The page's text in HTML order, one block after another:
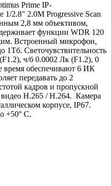
Prime IP-
1/2.8" 2.0M Progressive Scan
2,8 мм объективом,
функции WDR 120
Встроенный микрофон,
1Тб. Светочувствительность
ч/б 0.0002 Лк (F1.2), 0
время обеспечивают 6 ИК
передавать до 2
кадров и пропускной
H.265 / H.264. Камера
корпусе, IP67.
+50° С.